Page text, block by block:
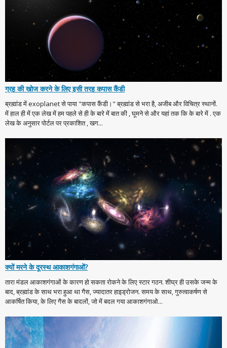
ग्रह की खोज करने के लिए इसी तरह कपास कैंडी
ब्रह्मांड में exoplanet से पाया "कपास कैंडी।" ब्रह्मांड से भरा है, अजीब और विचित्र स्थानों.
में हाल ही में एक लेख में हम पहले से ही के बारे में बात की , घूमने से और यहां तक कि के बारे में . एक
लेख के अनुसार पोर्टल पर प्रकाशित , खग...
क्यों मरने के दूरस्थ आकाशगंगाओं?
तारा मंडल आकाशगंगाओं के कारण हो सकता रोकने के लिए स्टार गठन. शीघ्र ही उसके जन्म के
बाद, ब्रह्मांड के साथ भरा हुआ था गैस, ज्यादातर हाइड्रोजन. समय के साथ, गुरुत्वाकर्षण से
आकर्षित किया, के लिए गैस के बादलों, जो में बदल गया आकाशगंगाओ...